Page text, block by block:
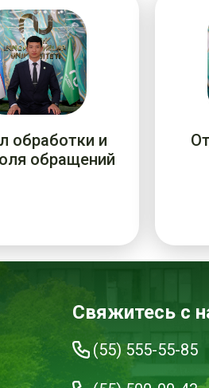
обработки и
обращений
Свяжитесь с
(55) 555-55-85